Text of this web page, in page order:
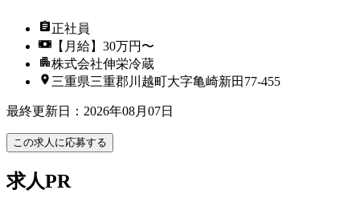
正社員
【月給】30万円〜
株式会社伸栄冷蔵
三重県三重郡川越町大字亀崎新田77-455
最終更新日 ： 2026年08月07日
この求人に応募する
求人PR